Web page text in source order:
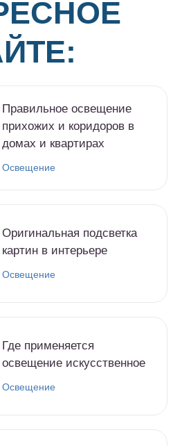
Правильное освещение
прихожих и коридоров в
домах и квартирах
Освещение
Оригинальная подсветка
картин в интерьере
Освещение
Где применяется
освещение искусственное
Освещение